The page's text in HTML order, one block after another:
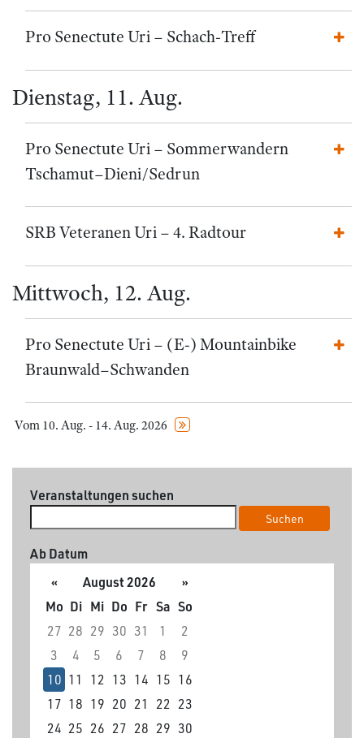
Pro Senectute Uri – Schach-Treff
Dienstag, 11. Aug.
Pro Senectute Uri – Sommerwandern
Tschamut–Dieni/Sedrun
SRB Veteranen Uri – 4. Radtour
Mittwoch, 12. Aug.
Pro Senectute Uri – (E-) Mountainbike
Braunwald–Schwanden
Vom 10. Aug. - 14. Aug. 2026
Veranstaltungen suchen
Suchen
Ab Datum
«
August 2026
»
Mo Di Mi Do Fr Sa So
27 28 29 30 31 1
2
3
4 5 6 7 8
9
10 11 12 13 14 15 16
17 18 19 20 21 22 23
24 25 26 27 28 29 30